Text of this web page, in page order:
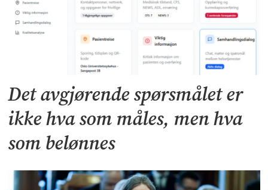
Det avgjørende spørsmålet er
ikke hva som måles, men hva
som belønnes